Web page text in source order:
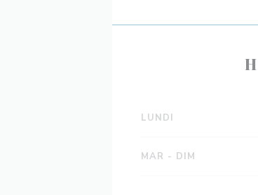
LUNDI
MAR - DIM